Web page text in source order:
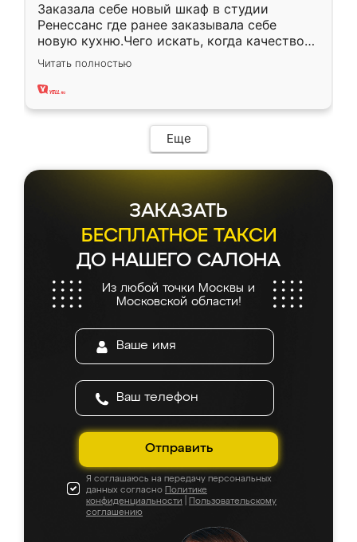
Заказала себе новый шкаф в студии
Ренессанс где ранее заказывала себе
новую кухню.Чего искать, когда качеством
вполне довольна. Служит кухня уже почти
два года, нареканий нет.
Читать полностью
Еще
ЗАКАЗАТЬ
БЕСПЛАТНОЕ ТАКСИ
ДО НАШЕГО САЛОНА
Из любой точки Москвы и
Московской области!
Отправить
Я соглашаюсь на передачу персональных
данных согласно Политике
конфиденциальности
Пользовательскому
соглашению